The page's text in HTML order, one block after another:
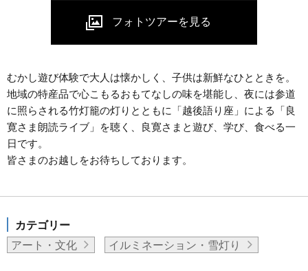
むかし遊び体験で大人は懐かしく、子供は新鮮なひとときを。
地域の特産品で心こもるおもてなしの味を堪能し、夜には参道
に照らされる竹灯籠の灯りとともに「越後語り座」による「良
寛さま朗読ライブ」を聴く、良寛さまと遊び、学び、食べる一
日です。
皆さまのお越しをお待ちしております。
カテゴリー
アート・文化
イルミネーション・雪灯り